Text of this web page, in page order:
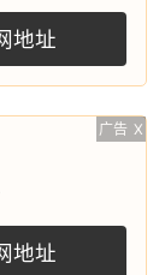
地址
广告 X
地址